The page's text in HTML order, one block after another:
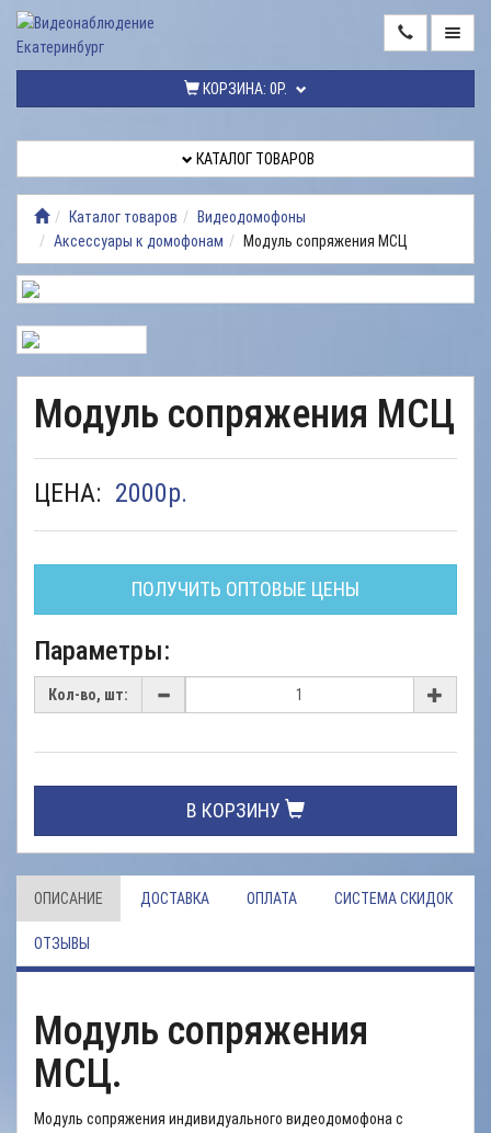
КОРЗИНА: 0Р.
ТОВАРОВ
ВИДЕОНАБЛЮДЕНИЯ
ВИДЕОНАБЛЮДЕНИЯ
НАШИ
РАБОТЫ
КАТАЛОГ ТОВАРОВ
Каталог товаров
Видеодомофоны
Аксессуары к домофонам
Модуль сопряжения МСЦ
Модуль сопряжения МСЦ
ЦЕНА: 2000р.
ПОЛУЧИТЬ ОПТОВЫЕ ЦЕНЫ
Параметры:
Кол-во, шт:
В КОРЗИНУ
ОПИСАНИЕ ДОСТАВКА ОПЛАТА СИСТЕМА СКИДОК
ОТЗЫВЫ
Модуль сопряжения
МСЦ.
Модуль сопряжения индивидуального видеодомофона с